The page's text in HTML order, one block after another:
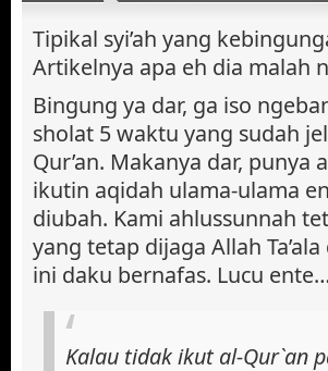
Tipikal syi’ah yang
Artikelnya apa eh dia malah
Bingung ya dar, ga iso
sholat 5 waktu yang sudah
Qur’an. Makanya dar,
ikutin aqidah ulama-ulama
diubah. Kami ahlussunnah
yang tetap dijaga Allah
ini daku bernafas. Lucu
Kalau tidak ikut al-Qur`an